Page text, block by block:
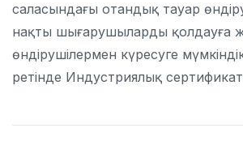
саласындағы отандық тауар
нақты шығарушыларды қолдауға
өндірушілермен күресуге
ретінде Индустриялық